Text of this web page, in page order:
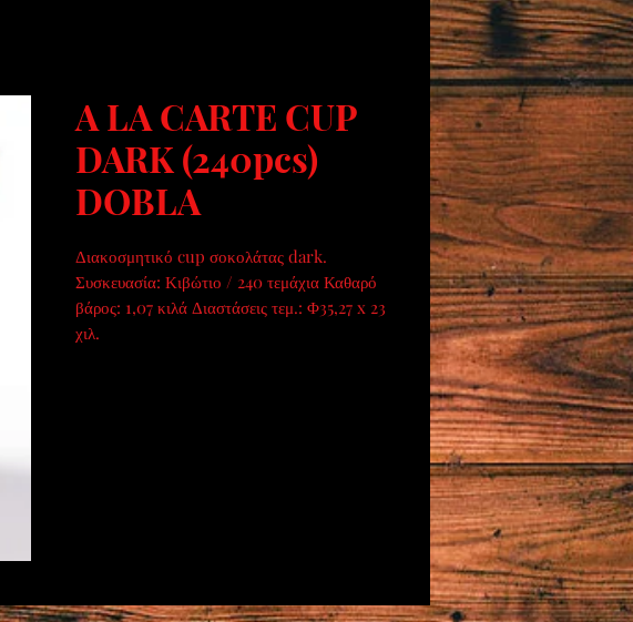
A LA CARTE CUP
DARK (240pcs)
DOBLA
Διακοσμητικό cup σοκολάτας dark.
Συσκευασία: Κιβώτιο / 240 τεμάχια Καθαρό
βάρος: 1,07 κιλά Διαστάσεις τεμ.: Φ35,27 x 23
χιλ.